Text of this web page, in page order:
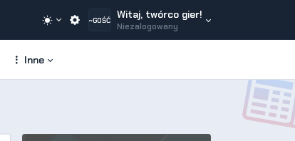
~GOŚĆ Witaj, twórco gier!
Niezalogowany
Inne